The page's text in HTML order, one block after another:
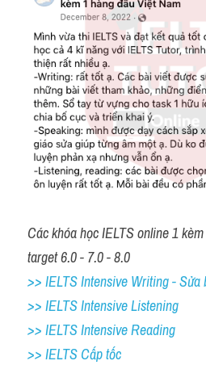
Các khóa học IELTS online 1
target 6.0 - 7.0 - 8.0
>> IELTS Intensive Writing - Sửa
>> IELTS Intensive Listening
>> IELTS Intensive Reading
>> IELTS Cấp tốc